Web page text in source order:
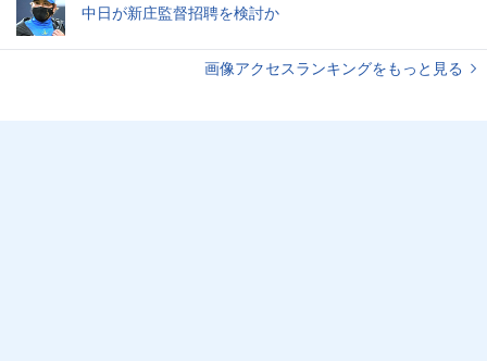
中日が新庄監督招聘を検討か
画像アクセスランキングをもっと見る